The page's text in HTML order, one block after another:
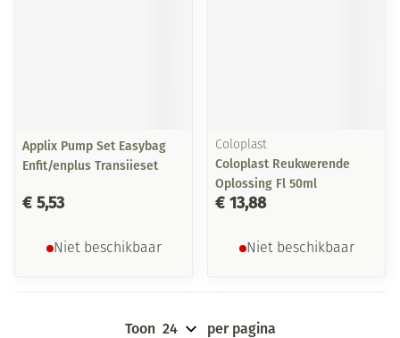
Applix Pump Set Easybag
Enfit/enplus Transiieset
€ 5,53
Niet beschikbaar
Coloplast
Coloplast Reukwerende
Oplossing Fl 50ml
€ 13,88
Niet beschikbaar
Toon per pagina